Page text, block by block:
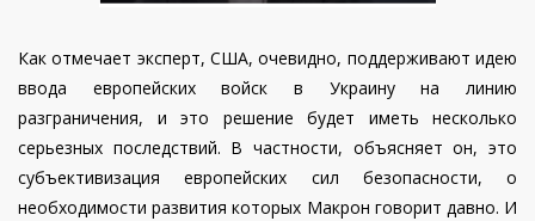
Как отмечает эксперт, США, очевидно, поддерживают идею
ввода европейских войск в Украину на линию
разграничения, и это решение будет иметь несколько
серьезных последствий. В частности, объясняет он, это
субъективизация европейских сил безопасности, о
необходимости развития которых Макрон говорит давно. И